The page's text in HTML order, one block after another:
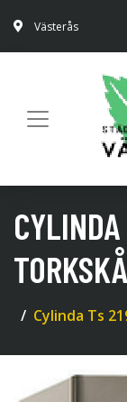
Västerås
Cylinda Ts